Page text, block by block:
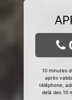
10 minutes
après
téléphone,
delà des 10